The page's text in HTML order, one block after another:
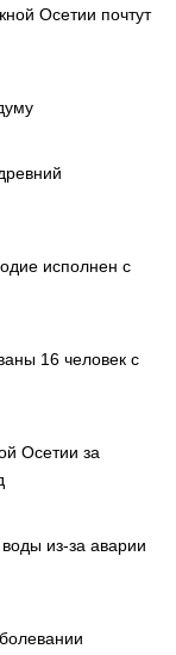
Осетии почтут
исполнен с
16 человек с
Осетии за
из-за аварии